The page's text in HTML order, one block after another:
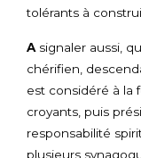
tolérants à
A signaler aussi,
chérifien,
est considéré à la
croyants, puis
responsabilité
plusieurs